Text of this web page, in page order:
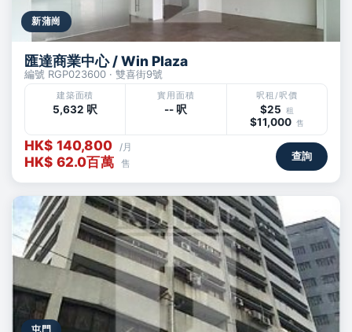
新蒲崗
匯達商業中心 / Win Plaza
編號 RGP023600 · 雙喜街9號
建築面積
5,632 呎
實用面積
-- 呎
呎租/呎價
$25 租
$11,000 售
HK$ 140,800 /月
HK$ 62.0百萬 售
查詢
屯門